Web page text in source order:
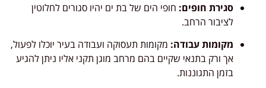
סגירת חופים: חופי הים של בת ים יהיו סגורים לחלוטין
לציבור הרחב.
מקומות עבודה: מקומות תעסוקה ועבודה בעיר יוכלו לפעול,
אך ורק בתנאי שקיים בהם מרחב מוגן תקני אליו ניתן להגיע
בזמן התגוננות.